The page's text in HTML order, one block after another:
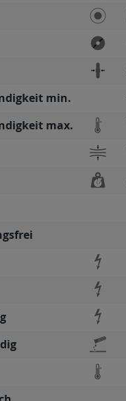
min.
max.